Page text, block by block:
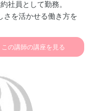
社員として勤務。
さを活かせる働き方を
方位からきめ細かく
略的に支援するフリ
この講師の講座を見る